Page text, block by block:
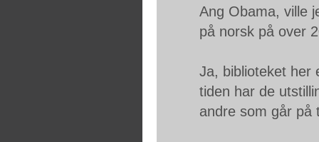
Ang Obama, ville
på norsk på over
Ja, biblioteket her
tiden har de
andre som går på